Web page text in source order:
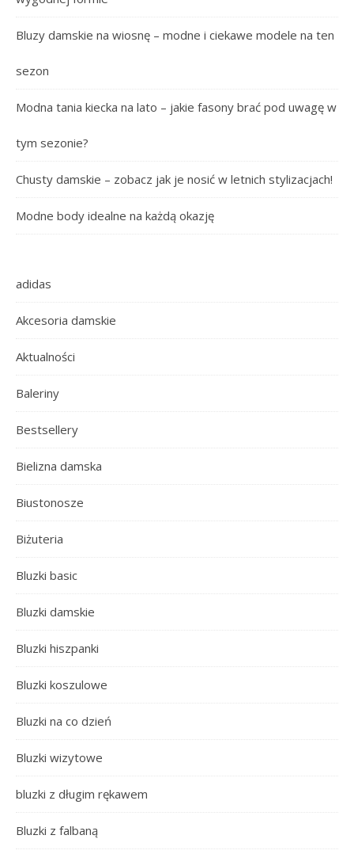
Bluzy damskie na wiosnę – modne i ciekawe modele na ten
sezon
Modna tania kiecka na lato – jakie fasony brać pod uwagę w
tym sezonie?
Chusty damskie – zobacz jak je nosić w letnich stylizacjach!
Modne body idealne na każdą okazję
adidas
Akcesoria damskie
Aktualności
Baleriny
Bestsellery
Bielizna damska
Biustonosze
Biżuteria
Bluzki basic
Bluzki damskie
Bluzki hiszpanki
Bluzki koszulowe
Bluzki na co dzień
Bluzki wizytowe
bluzki z długim rękawem
Bluzki z falbaną